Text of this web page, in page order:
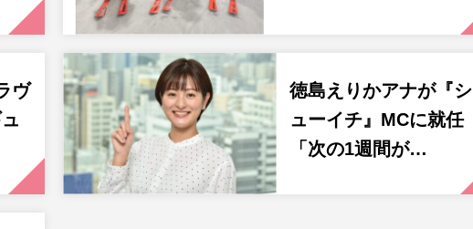
ヴ
徳島えりかアナが『シ
ューイチ』MCに就任
「次の1週間が…